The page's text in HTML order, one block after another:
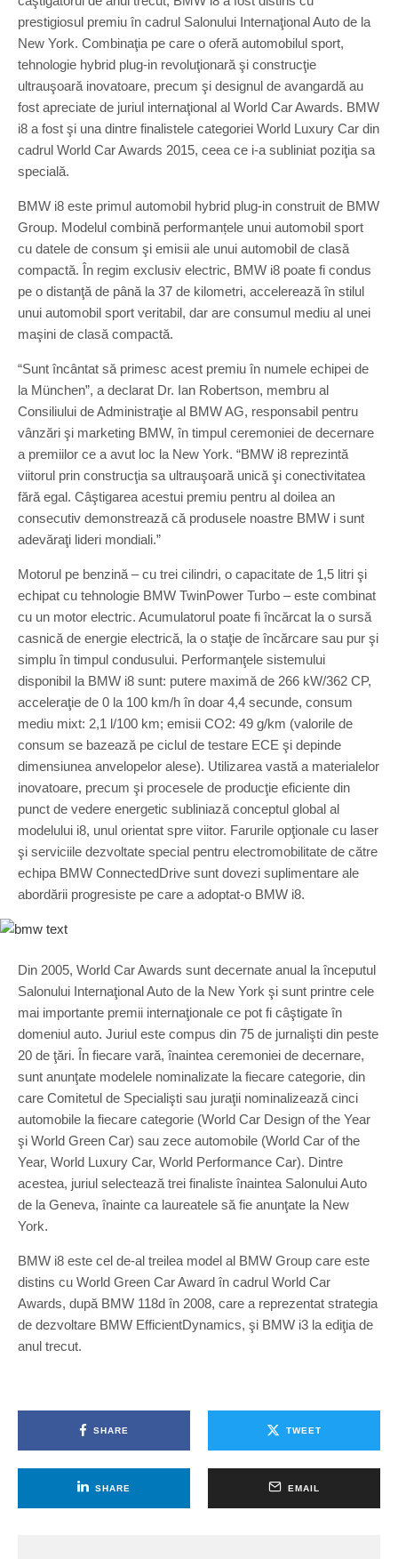
prestigiosul premiu în cadrul Salonului Internaţional Auto de la
New York. Combinaţia pe care o oferă automobilul sport,
tehnologie hybrid plug-in revoluţionară şi construcţie
ultrauşoară inovatoare, precum şi designul de avangardă au
fost apreciate de juriul internaţional al World Car Awards. BMW
i8 a fost şi una dintre finalistele categoriei World Luxury Car din
cadrul World Car Awards 2015, ceea ce i-a subliniat poziţia sa
specială.
BMW i8 este primul automobil hybrid plug-in construit de BMW
Group. Modelul combină performanțele unui automobil sport
cu datele de consum şi emisii ale unui automobil de clasă
compactă. În regim exclusiv electric, BMW i8 poate fi condus
pe o distanţă de până la 37 de kilometri, accelerează în stilul
unui automobil sport veritabil, dar are consumul mediu al unei
maşini de clasă compactă.
“Sunt încântat să primesc acest premiu în numele echipei de
la München”, a declarat Dr. Ian Robertson, membru al
Consiliului de Administraţie al BMW AG, responsabil pentru
vânzări şi marketing BMW, în timpul ceremoniei de decernare
a premiilor ce a avut loc la New York. “BMW i8 reprezintă
viitorul prin construcţia sa ultrauşoară unică şi conectivitatea
fără egal. Câştigarea acestui premiu pentru al doilea an
consecutiv demonstrează că produsele noastre BMW i sunt
adevăraţi lideri mondiali.”
Motorul pe benzină – cu trei cilindri, o capacitate de 1,5 litri şi
echipat cu tehnologie BMW TwinPower Turbo – este combinat
cu un motor electric. Acumulatorul poate fi încărcat la o sursă
casnică de energie electrică, la o staţie de încărcare sau pur şi
simplu în timpul condusului. Performanţele sistemului
disponibil la BMW i8 sunt: putere maximă de 266 kW/362 CP,
acceleraţie de 0 la 100 km/h în doar 4,4 secunde, consum
mediu mixt: 2,1 l/100 km; emisii CO2: 49 g/km (valorile de
consum se bazează pe ciclul de testare ECE şi depinde
dimensiunea anvelopelor alese). Utilizarea vastă a materialelor
inovatoare, precum şi procesele de producţie eficiente din
punct de vedere energetic subliniază conceptul global al
modelului i8, unul orientat spre viitor. Farurile opţionale cu laser
şi serviciile dezvoltate special pentru electromobilitate de către
echipa BMW ConnectedDrive sunt dovezi suplimentare ale
abordării progresiste pe care a adoptat-o BMW i8.
Din 2005, World Car Awards sunt decernate anual la începutul
Salonului Internaţional Auto de la New York şi sunt printre cele
mai importante premii internaţionale ce pot fi câştigate în
domeniul auto. Juriul este compus din 75 de jurnalişti din peste
20 de ţări. În fiecare vară, înaintea ceremoniei de decernare,
sunt anunţate modelele nominalizate la fiecare categorie, din
care Comitetul de Specialişti sau juraţii nominalizează cinci
automobile la fiecare categorie (World Car Design of the Year
şi World Green Car) sau zece automobile (World Car of the
Year, World Luxury Car, World Performance Car). Dintre
acestea, juriul selectează trei finaliste înaintea Salonului Auto
de la Geneva, înainte ca laureatele să fie anunţate la New
York.
BMW i8 este cel de-al treilea model al BMW Group care este
distins cu World Green Car Award în cadrul World Car
Awards, după BMW 118d în 2008, care a reprezentat strategia
de dezvoltare BMW EfficientDynamics, şi BMW i3 la ediţia de
anul trecut.
SHARE TWEET
SHARE EMAIL